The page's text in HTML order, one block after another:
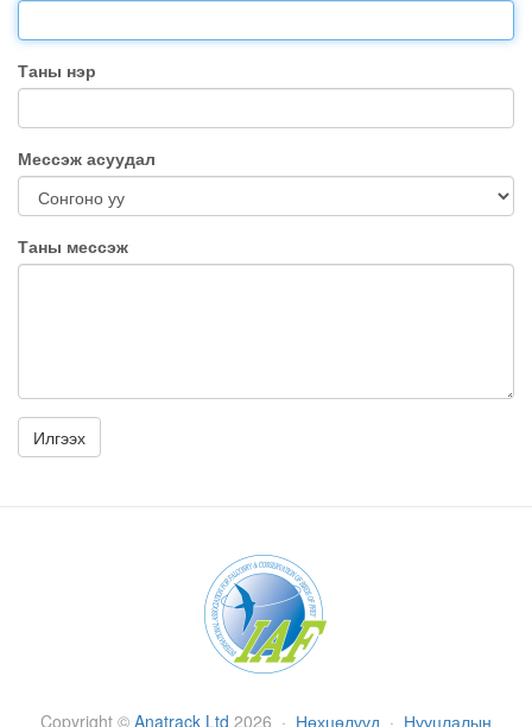
Таны нэр
Мессэж асуудал
Таны мессэж
Copyright © Anatrack Ltd 2026 · Нөхцөлүүд · Нууцлалын